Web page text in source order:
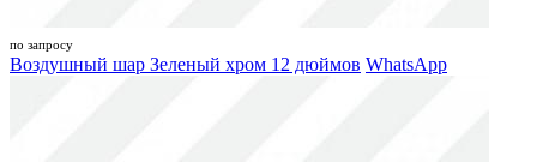
по запросу
Воздушный шар Зеленый хром 12 дюймов WhatsApp